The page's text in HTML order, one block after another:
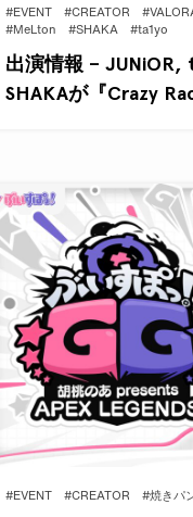
#EVENT #CREATOR
#MeLton
#SHAKA #ta1yo
出演情報 –
SHAKAが『Crazy
#EVENT #CREATOR #焼きパ